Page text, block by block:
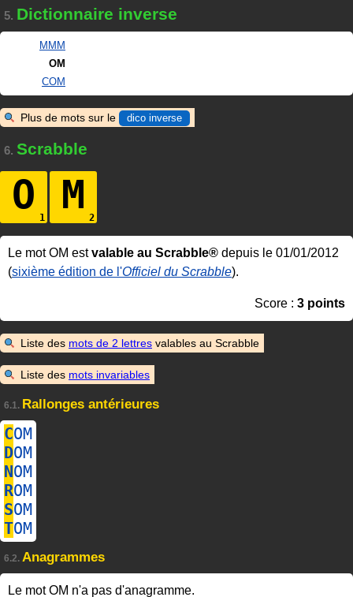
5. Dictionnaire inverse
MMM
OM
COM
Plus de mots sur le dico inverse
6. Scrabble
O M
Le mot OM estvalable au Scrabble® depuis le 01/01/2012
(sixième édition de l'Officiel du Scrabble).
Score : 3 points
Liste des mots de 2 lettres valables au Scrabble
Liste des mots invariables
6.1. Rallonges antérieures
COM
DOM
NOM
ROM
SOM
TOM
6.2. Anagrammes
Le mot OM n'a pas d'anagramme.